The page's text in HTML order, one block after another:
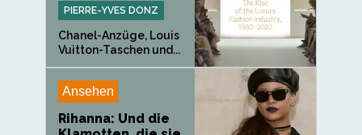
PIERRE-YVES DONZ
Chanel-Anzüge, Louis
Vuitton-Taschen und...
Ansehen
Rihanna: Und die